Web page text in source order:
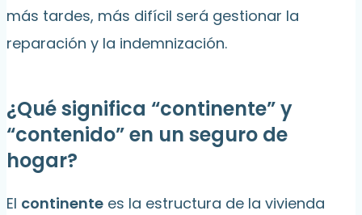
más tardes, más difícil será gestionar la
reparación y la indemnización.
¿Qué significa “continente” y
“contenido” en un seguro de
hogar?
El continente es la estructura de la vivienda